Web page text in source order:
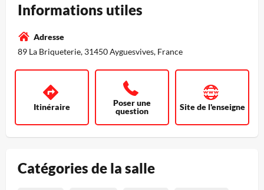
Informations utiles
Adresse
89 La Briqueterie, 31450 Ayguesvives, France
Itinéraire
Poser une
question
Site de l'enseigne
Catégories de la salle